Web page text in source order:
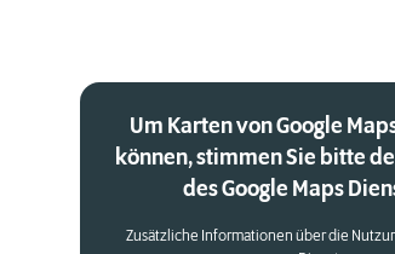
Um Karten von Google
können, stimmen Sie bitte
des Google Maps
Zusätzliche Informationen über die